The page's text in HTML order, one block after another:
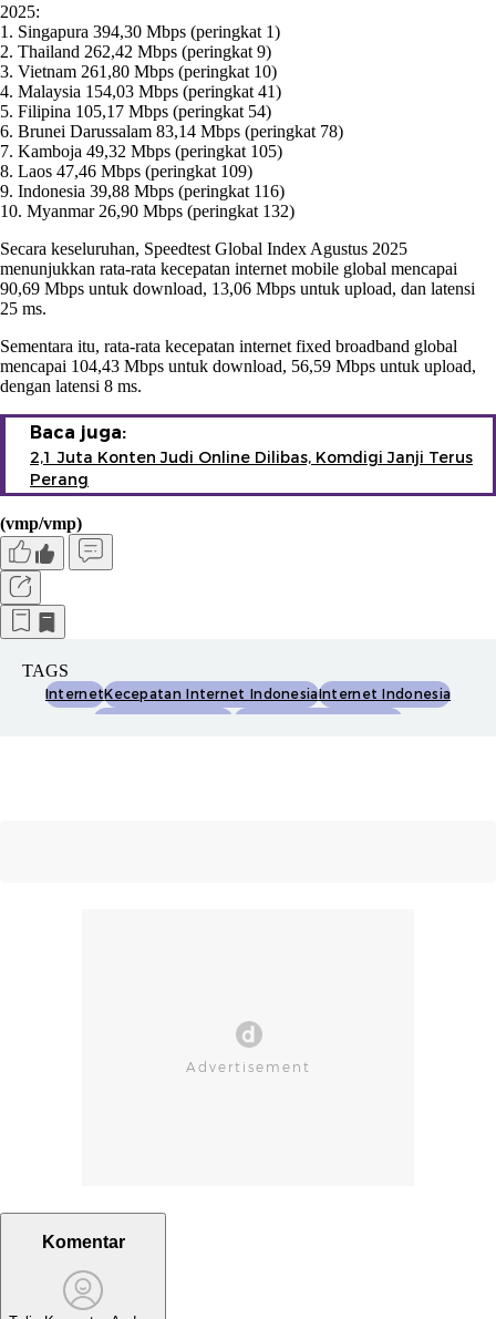
2025:
1. Singapura 394,30 Mbps (peringkat 1)
2. Thailand 262,42 Mbps (peringkat 9)
3. Vietnam 261,80 Mbps (peringkat 10)
4. Malaysia 154,03 Mbps (peringkat 41)
5. Filipina 105,17 Mbps (peringkat 54)
6. Brunei Darussalam 83,14 Mbps (peringkat 78)
7. Kamboja 49,32 Mbps (peringkat 105)
8. Laos 47,46 Mbps (peringkat 109)
9. Indonesia 39,88 Mbps (peringkat 116)
10. Myanmar 26,90 Mbps (peringkat 132)
Secara keseluruhan, Speedtest Global Index Agustus 2025
menunjukkan rata-rata kecepatan internet mobile global mencapai
90,69 Mbps untuk download, 13,06 Mbps untuk upload, dan latensi
25 ms.
Sementara itu, rata-rata kecepatan internet fixed broadband global
mencapai 104,43 Mbps untuk download, 56,59 Mbps untuk upload,
dengan latensi 8 ms.
Baca juga:
2,1 Juta Konten Judi Online Dilibas, Komdigi Janji Terus
Perang
(vmp/vmp)
TAGS
InternetKecepatan Internet IndonesiaInternet Indonesia
Kecepatan Internet Speedtest Global Index
Komentar